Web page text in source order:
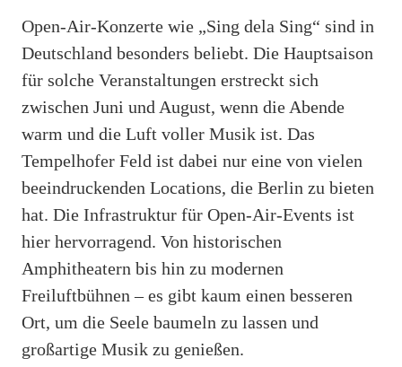
Open-Air-Konzerte wie „Sing dela Sing“ sind in
Deutschland besonders beliebt. Die Hauptsaison
für solche Veranstaltungen erstreckt sich
zwischen Juni und August, wenn die Abende
warm und die Luft voller Musik ist. Das
Tempelhofer Feld ist dabei nur eine von vielen
beeindruckenden Locations, die Berlin zu bieten
hat. Die Infrastruktur für Open-Air-Events ist
hier hervorragend. Von historischen
Amphitheatern bis hin zu modernen
Freiluftbühnen – es gibt kaum einen besseren
Ort, um die Seele baumeln zu lassen und
großartige Musik zu genießen.